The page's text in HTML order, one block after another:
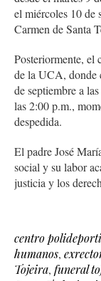
el miércoles 10 de
Carmen de Santa
Posteriormente, el
de la UCA, donde
de septiembre a
las 2:00 p.m.,
despedida.
El padre José
social y su labor
justicia y los
centro
humanos,
Tojeira, funeral